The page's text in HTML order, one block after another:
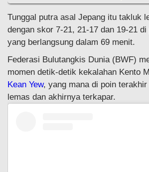
Tunggal putra asal Jepang itu takluk
dengan skor 7-21, 21-17 dan 19-21 di
yang berlangsung dalam 69 menit.
Federasi Bulutangkis Dunia (BWF)
momen detik-detik kekalahan Kento
Kean Yew, yang mana di poin
lemas dan akhirnya terkapar.